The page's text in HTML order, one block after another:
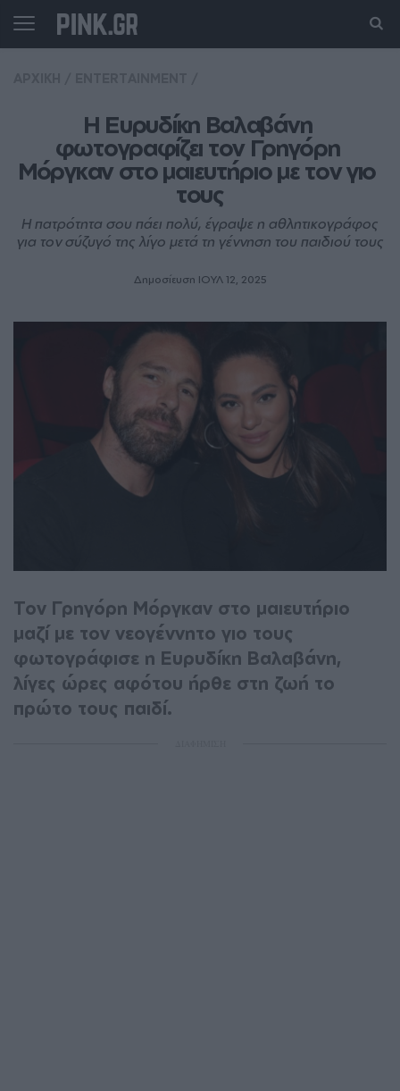
Η Ευρυδίκη Βαλαβάνη
φωτογραφίζει τον Γρηγόρη
Μόργκαν στο μαιευτήριο με τον γιο
τους
Η πατρότητα σου πάει πολύ, έγραψε η αθλητικογράφος
για τον σύζυγό της λίγο μετά τη γέννηση του παιδιού τους
Δημοσίευση ΙΟΥΛ 12, 2025
Τον Γρηγόρη Μόργκαν στο μαιευτήριο
μαζί με τον νεογέννητο γιο τους
φωτογράφισε η Ευρυδίκη Βαλαβάνη,
λίγες ώρες αφότου ήρθε στη ζωή το
πρώτο τους παιδί.